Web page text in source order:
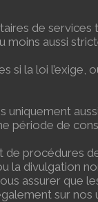
de services
moins aussi
si la loi l’exige,
uniquement
période de
de procédures
la divulgation
assurer que
sur nos